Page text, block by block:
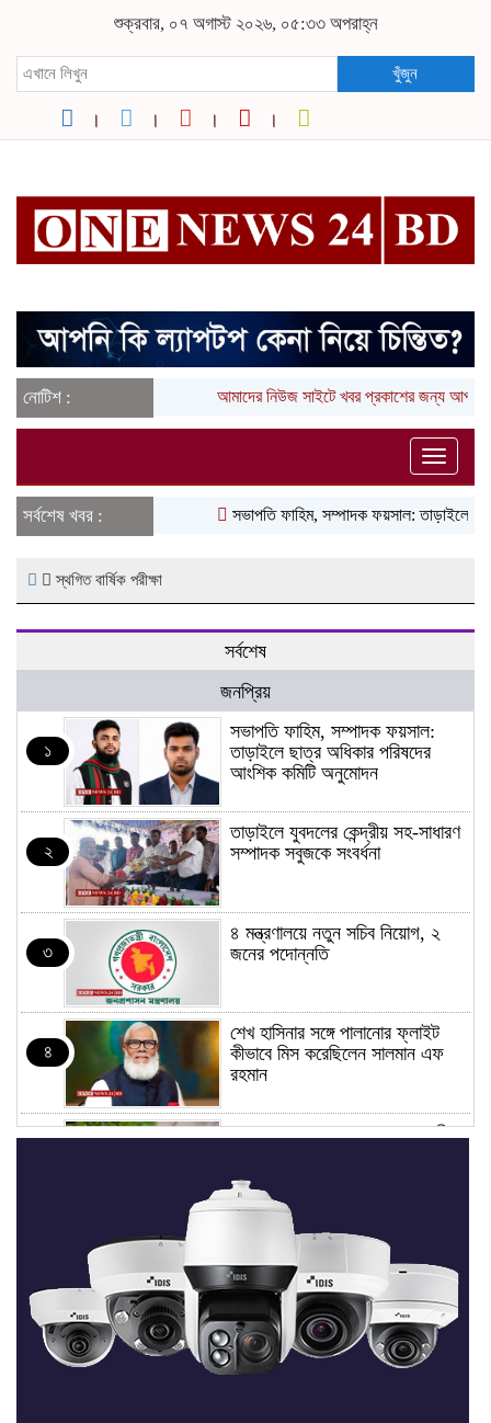
শুক্রবার, ০৭ অগাস্ট ২০২৬, ০৫:৩৩ অপরাহ্ন
খুঁজুন
নোটিশ : আমাদের নিউজ সাইটে খবর প্রকাশের জন্য
Toggle
সর্বশেষ খবর :
সভাপতি ফাহিম, সম্পাদক ফয়সাল: তাড়াইলে
স্থগিত বার্ষিক পরীক্ষা
সর্বশেষ
জনপ্রিয়
১
সভাপতি ফাহিম, সম্পাদক ফয়সাল:
তাড়াইলে ছাত্র অধিকার পরিষদের
আংশিক কমিটি অনুমোদন
২
তাড়াইলে যুবদলের কেন্দ্রীয় সহ-সাধারণ
সম্পাদক সবুজকে সংবর্ধনা
৩
৪ মন্ত্রণালয়ে নতুন সচিব নিয়োগ, ২
জনের পদোন্নতি
৪
শেখ হাসিনার সঙ্গে পালানোর ফ্লাইট
কীভাবে মিস করেছিলেন সালমান এফ
রহমান
ভাত রান্নার সময় নরম হয়ে গেলে কী
মৃত্যুদণ্ড বাদ না দেওয়ায়
প্রত্যক্ষদর্শীদের তথ্য দেয়নি জাতিসংঘ:
ট্রাইব্যুনালকে প্রসিকিউটর
৭
তাড়াইলে রাউতি মানবসেবা ফাউন্ডেশনের
আয়োজনে কাফন-দাফন বিষয়ক বিশেষ
প্রশিক্ষণ কর্মশালা